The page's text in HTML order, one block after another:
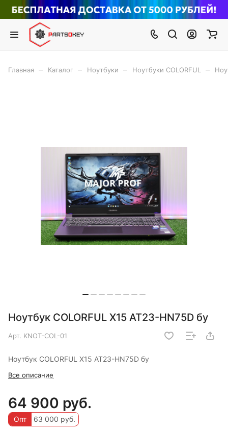
Главная Каталог Ноутбуки Ноутбуки COLORFUL
Ноутбук COLORFUL X15 AT23-HN75D бу
Арт. KNOT-COL-01
Ноутбук COLORFUL X15 AT23-HN75D бу
Все описание
64 900 руб.
Опт 63 000 руб.